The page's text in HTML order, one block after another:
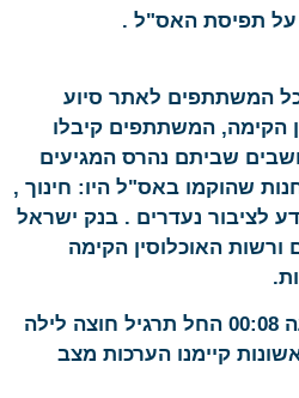
על תפיסת האס"ל .
כל המשתתפים לאתר סיוע
הקימה, המשתתפים קיבלו
שביתם נהרס המגיעים
שהוקמו באס"ל היו: חינוך ,
לציבור נעדרים . בנק ישראל
ורשות האוכלוסין הקימה
ביום רביעי 22.10.26 בשעה 00:08 החל תרגיל חוצה לילה
קיימנו הערכות מצב